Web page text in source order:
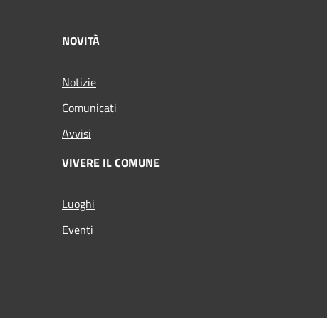
NOVITÀ
Notizie
Comunicati
Avvisi
VIVERE IL COMUNE
Luoghi
Eventi